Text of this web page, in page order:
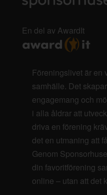
En del av AwardIt
Föreningslivet är en
samhälle. Det
engagemang och
i alla åldrar att
driva en förening
det en utmaning att
Genom
din favoritförening
online – utan att det